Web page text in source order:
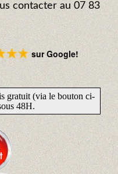
contacter au 07 83
sur Google!
gratuit (via le bouton ci-
48H.